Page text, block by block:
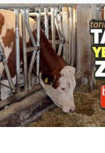
Pankobirlik
Et fiyatları
Tarım Bilgisi
Yetiştirici Soruyor
Dünyada Tarım